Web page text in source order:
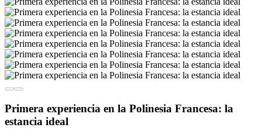
Primera experiencia en la Polinesia Francesa: la
estancia ideal